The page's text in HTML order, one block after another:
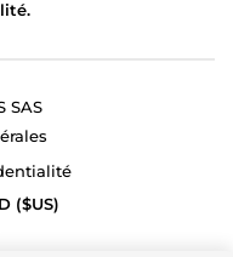
SAS
($US)